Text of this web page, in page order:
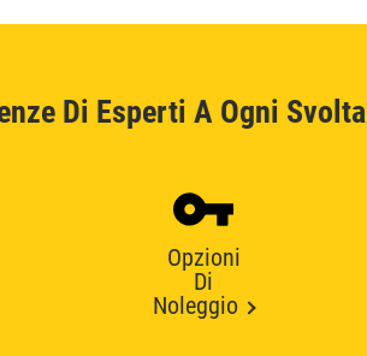
Di Esperti A Ogni Svolta
Opzioni
Di
Noleggio